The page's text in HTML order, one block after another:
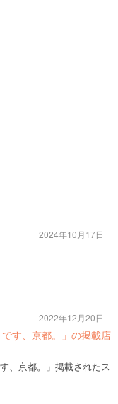
2024年10月17日
す、京都。」の掲載店
、京都。」掲載されたス
2022年12月20日